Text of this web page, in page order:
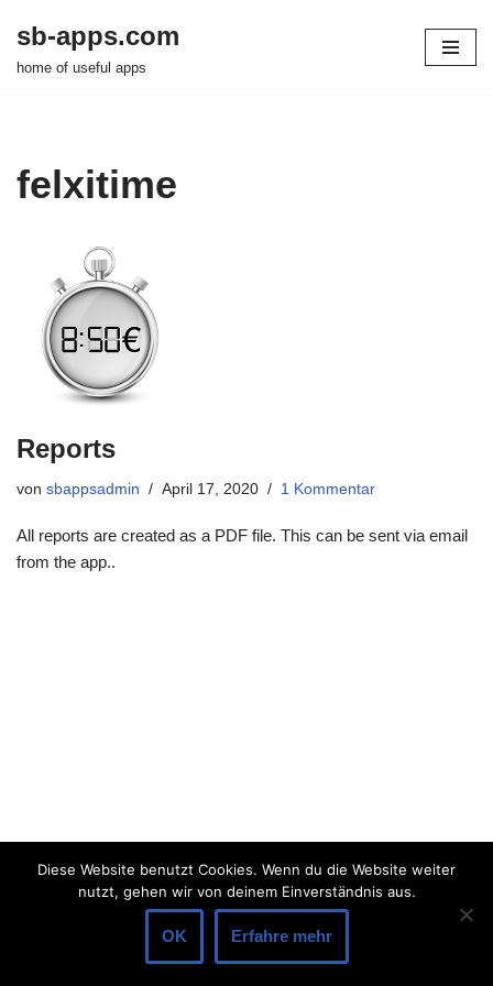
Zum
sb-apps.com
home of useful apps
felxitime
Reports
von sbappsadmin April 17, 2020 1 Kommentar
All reports are created as a PDF file. This can be sent via email
from the app..
| Präsentiert vonWordPress
Diese Website benutzt Cookies. Wenn du die Website weiter
nutzt, gehen wir von deinem Einverständnis aus.
OK Erfahre mehr